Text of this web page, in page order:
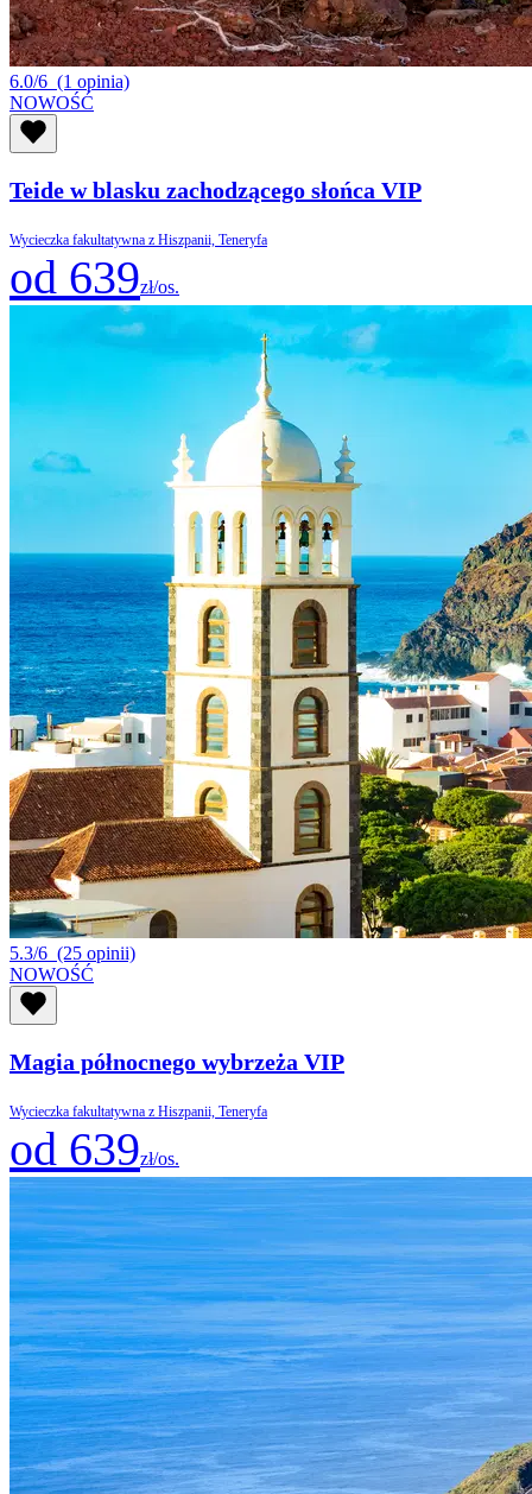
6.0/6 (1 opinia)
NOWOŚĆ
Teide w blasku zachodzącego słońca VIP
Wycieczka fakultatywna z Hiszpanii, Teneryfa
od 639zł/os.
5.3/6 (25 opinii)
NOWOŚĆ
Magia północnego wybrzeża VIP
Wycieczka fakultatywna z Hiszpanii, Teneryfa
od 639zł/os.